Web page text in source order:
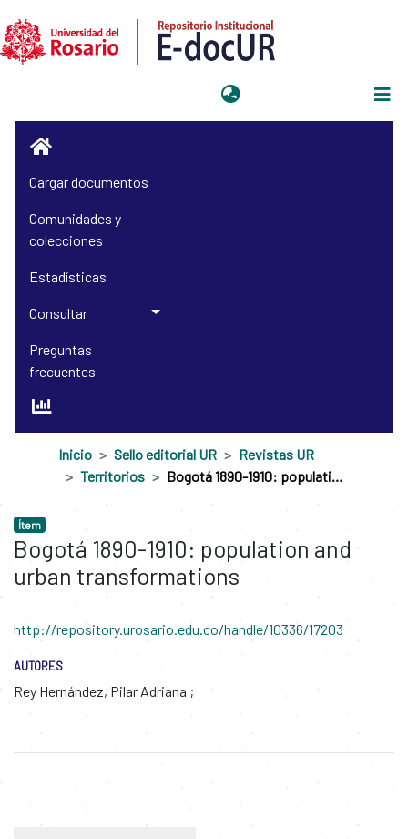
Cargar documentos
Comunidades y
colecciones
Estadísticas
Consultar
Preguntas
frecuentes
Inicio Sello editorial UR
Revistas UR
Territorios
Bogotá 1890-1910: population and urban transformations
Ítem
Bogotá 1890-1910: population and
urban transformations
http://repository.urosario.edu.co/handle/10336/17203
AUTORES
Rey Hernández, Pilar Adriana